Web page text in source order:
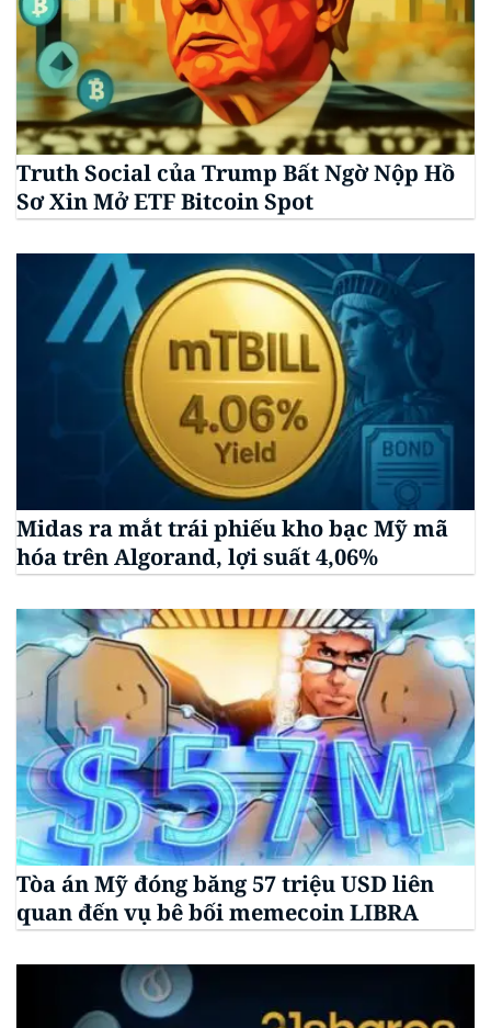
Truth Social của Trump Bất Ngờ Nộp Hồ
Sơ Xin Mở ETF Bitcoin Spot
Midas ra mắt trái phiếu kho bạc Mỹ mã
hóa trên Algorand, lợi suất 4,06%
Tòa án Mỹ đóng băng 57 triệu USD liên
quan đến vụ bê bối memecoin LIBRA